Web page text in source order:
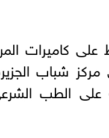
على كاميرات
شباب الجزيرة
الطب